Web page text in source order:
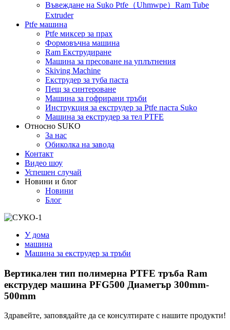
Въвеждане на Suko Ptfe（Uhmwpe）Ram Tube
Extruder
Ptfe машина
Ptfe миксер за прах
Формовъчна машина
Ram Екструдиране
Машина за пресоване на уплътнения
Skiving Machine
Екструдер за туба паста
Пещ за синтероване
Машина за гофрирани тръби
Инструкция за екструдер за Ptfe паста Suko
Машина за екструдер за тел PTFE
Относно SUKO
За нас
Обиколка на завода
Контакт
Видео шоу
Успешен случай
Новини и блог
Новини
Блог
У дома
машина
Машина за екструдер за тръби
Вертикален тип полимерна PTFE тръба Ram
екструдер машина PFG500 Диаметър 300mm-
500mm
Здравейте, заповядайте да се консултирате с нашите продукти!